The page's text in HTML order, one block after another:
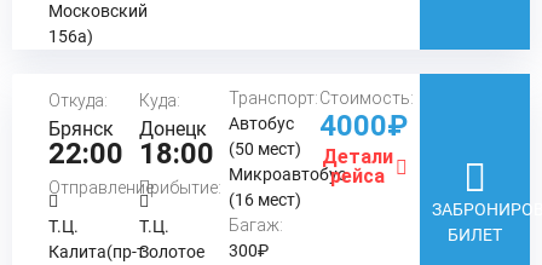
Московский
156а)
Откуда:
Брянск
22:00
Отправление:
Т.Ц.
Калита(пр-т
Куда:
Донецк
18:00
Прибытие:
Т.Ц.
Золотое
Транспорт:
Автобус
(50 мест)
Микроавтобус
(16 мест)
Багаж:
300₽
Стоимость:
4000₽
Детали
рейса
БИЛЕТ